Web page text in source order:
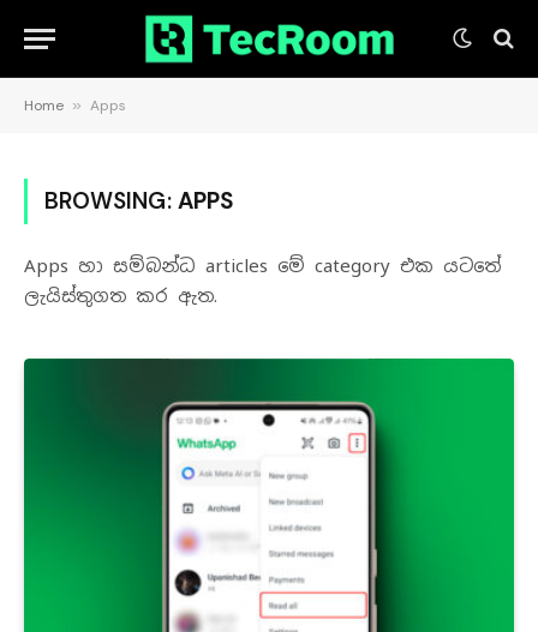
Home » Apps
BROWSING: APPS
Apps හා සම්බන්ධ articles ‌‌මේ category එක යටතේ
ලැයිස්තුගත කර ඇත.